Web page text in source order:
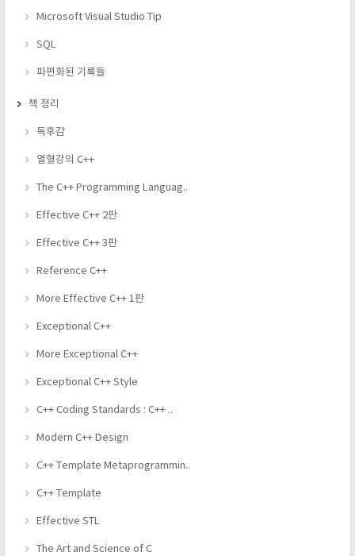
Microsoft Visual Studio Tip
SQL
파편화된 기록들
책 정리
독후감
열혈강의 C++
The C++ Programming Languag..
Effective C++ 2판
Effective C++ 3판
Reference C++
More Effective C++ 1판
Exceptional C++
More Exceptional C++
Exceptional C++ Style
C++ Coding Standards : C++ ..
Modern C++ Design
C++ Template Metaprogrammin..
C++ Template
Effective STL
The Art and Science of C